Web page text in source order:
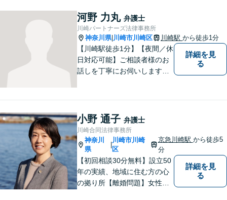
河野 力丸 弁護士
川崎パートナーズ法律事務所
神奈川県| 川崎市川崎区 川崎駅 から徒歩1分
【川崎駅徒歩1分】【夜間／休
日対応可能】ご相談者様のお
話しを丁寧にお伺いします。
ブルに対応可能。【明確な料
金体系】法律トラブルでお悩
みの方は、お気軽にご相談く
ださい。
詳細を見
る
小野 通子 弁護士
川崎合同法律事務所
神奈川
県
川崎市川崎
区
京急川崎駅 から徒歩5
分
【初回相談30分無料】設立50
年の実績、地域に住む方の心
の拠り所【離婚問題】女性弁
詳細を見
る